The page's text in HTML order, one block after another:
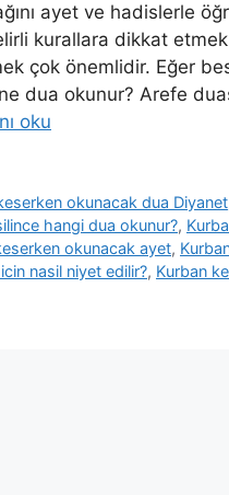
ayet ve hadislerle
kurallara dikkat
çok önemlidir. Eğer
dua okunur? Arefe
oku
okunacak dua Diyanet
hangi dua okunur?,
okunacak ayet,
nasil niyet edilir?, Kurban